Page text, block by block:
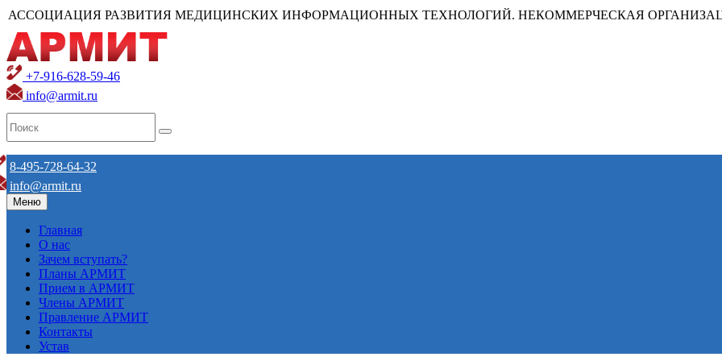
АССОЦИАЦИЯ РАЗВИТИЯ МЕДИЦИНСКИХ ИНФОРМАЦИОННЫХ ТЕХНОЛОГИЙ. НЕКОММЕРЧЕСКАЯ
+7-916-628-59-46
info@armit.ru
8-495-728-64-32
info@armit.ru
Меню
Главная
О нас
Зачем вступать?
Планы АРМИТ
Прием в АРМИТ
Члены АРМИТ
Правление АРМИТ
Контакты
Устав